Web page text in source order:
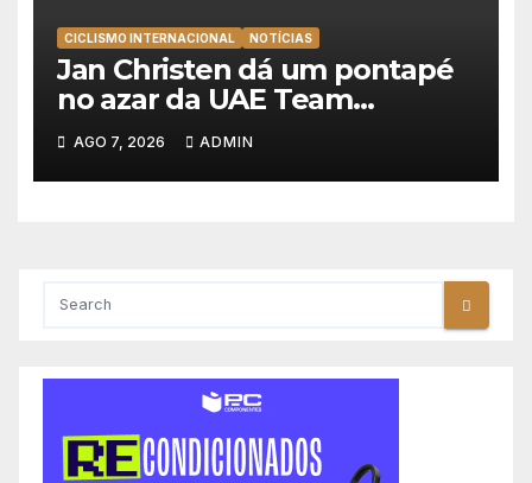
CICLISMO INTERNACIONAL NOTÍCIAS
Jan Christen dá um pontapé
no azar da UAE Team
Emirates e vence na Volta a
Polónia
AGO 7, 2026 ADMIN